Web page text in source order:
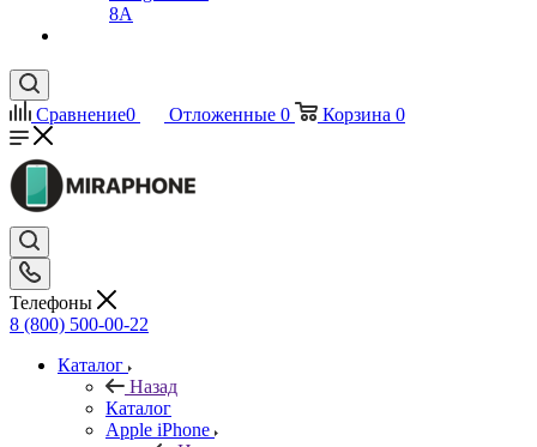
8A
Сравнение0 Отложенные 0 Корзина 0
Телефоны
8 (800) 500-00-22
Каталог
Назад
Каталог
Apple iPhone